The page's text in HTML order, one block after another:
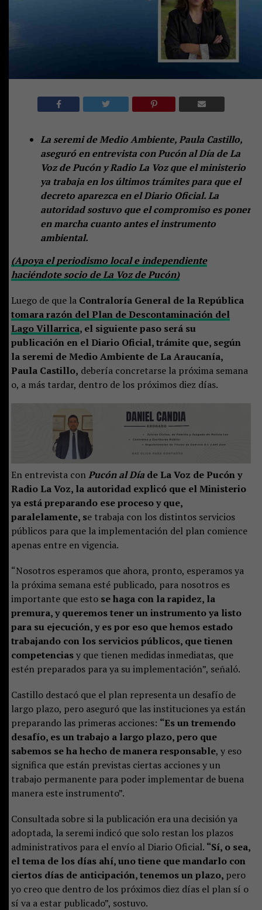
La seremi de Medio Ambiente, Paula Castillo,
aseguró en entrevista con Pucón al Día de La
Voz de Pucón y Radio La Voz que el ministerio
ya trabaja en los últimos trámites para que el
decreto aparezca en el Diario Oficial. La
autoridad sostuvo que el compromiso es poner
en marcha cuanto antes el instrumento
ambiental.
(Apoya el periodismo local e independiente
haciéndote socio de La Voz de Pucón)
Luego de que la Contraloría General de la República
tomara razón del Plan de Descontaminación del
Lago Villarrica, el siguiente paso será su
publicación en el Diario Oficial, trámite que, según
la seremi de Medio Ambiente de La Araucanía,
Paula Castillo, debería concretarse la próxima semana
o, a más tardar, dentro de los próximos diez días.
En entrevista conPucón al Díade La Voz de Pucón y
Radio La Voz, la autoridad explicó que el Ministerio
ya está preparando ese proceso y que,
paralelamente, se trabaja con los distintos servicios
públicos para que la implementación del plan comience
apenas entre en vigencia.
“Nosotros esperamos que ahora, pronto, esperamos ya
la próxima semana esté publicado, para nosotros es
importante que esto se haga con la rapidez, la
premura, y queremos tener un instrumento ya listo
para su ejecución, y es por eso que hemos estado
trabajando con los servicios públicos, que tienen
competenciasy que tienen medidas inmediatas, que
estén preparados para ya su implementación”, señaló.
Castillo destacó que el plan representa un desafío de
largo plazo, pero aseguró que las instituciones ya están
preparando las primeras acciones: “Es un tremendo
desafío, es un trabajo a largo plazo, pero que
sabemos se ha hecho de manera responsable, y eso
significa que están previstas ciertas acciones y un
trabajo permanente para poder implementar de buena
manera este instrumento”.
Consultada sobre si la publicación era una decisión ya
adoptada, la seremi indicó que solo restan los plazos
administrativos para el envío al Diario Oficial. “Sí, o sea,
el tema de los días ahí, uno tiene que mandarlo con
ciertos días de anticipación, tenemos un plazo, pero
yo creo que dentro de los próximos diez días el plan sí o
sí va a estar publicado”, sostuvo.